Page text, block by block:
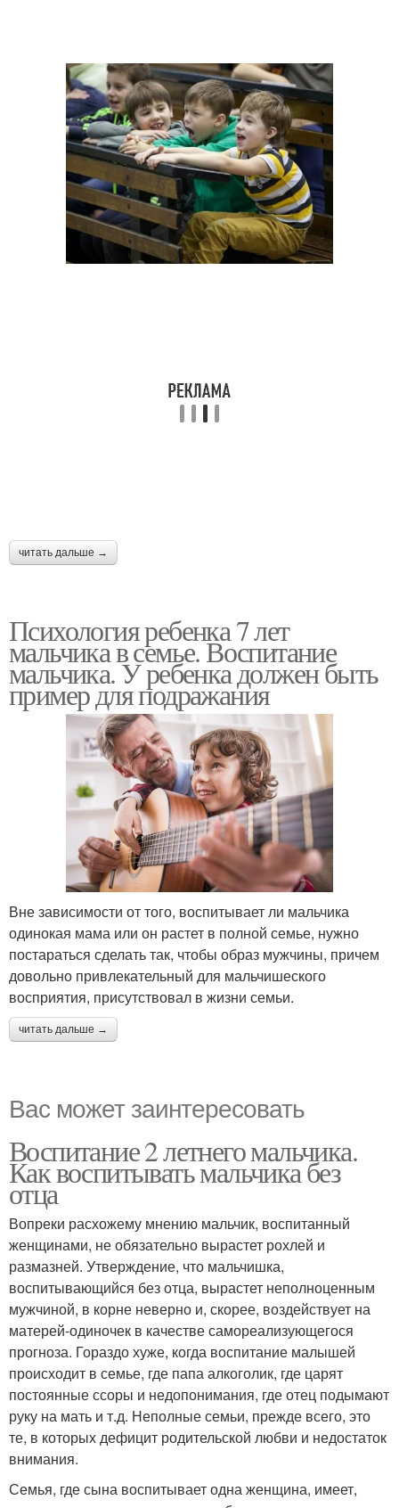
читать дальше →
Психология ребенка 7 лет
мальчика в семье. Воспитание
мальчика. У ребенка должен быть
пример для подражания
Вне зависимости от того, воспитывает ли мальчика
одинокая мама или он растет в полной семье, нужно
постараться сделать так, чтобы образ мужчины, причем
довольно привлекательный для мальчишеского
восприятия, присутствовал в жизни семьи.
читать дальше →
Вас может заинтересовать
Воспитание 2 летнего мальчика.
Как воспитывать мальчика без
отца
Вопреки расхожему мнению мальчик, воспитанный
женщинами, не обязательно вырастет рохлей и
размазней. Утверждение, что мальчишка,
воспитывающийся без отца, вырастет неполноценным
мужчиной, в корне неверно и, скорее, воздействует на
матерей-одиночек в качестве самореализующегося
прогноза. Гораздо хуже, когда воспитание малышей
происходит в семье, где папа алкоголик, где царят
постоянные ссоры и недопонимания, где отец подымают
руку на мать и т.д. Неполные семьи, прежде всего, это
те, в которых дефицит родительской любви и недостаток
внимания.
Семья, где сына воспитывает одна женщина, имеет,